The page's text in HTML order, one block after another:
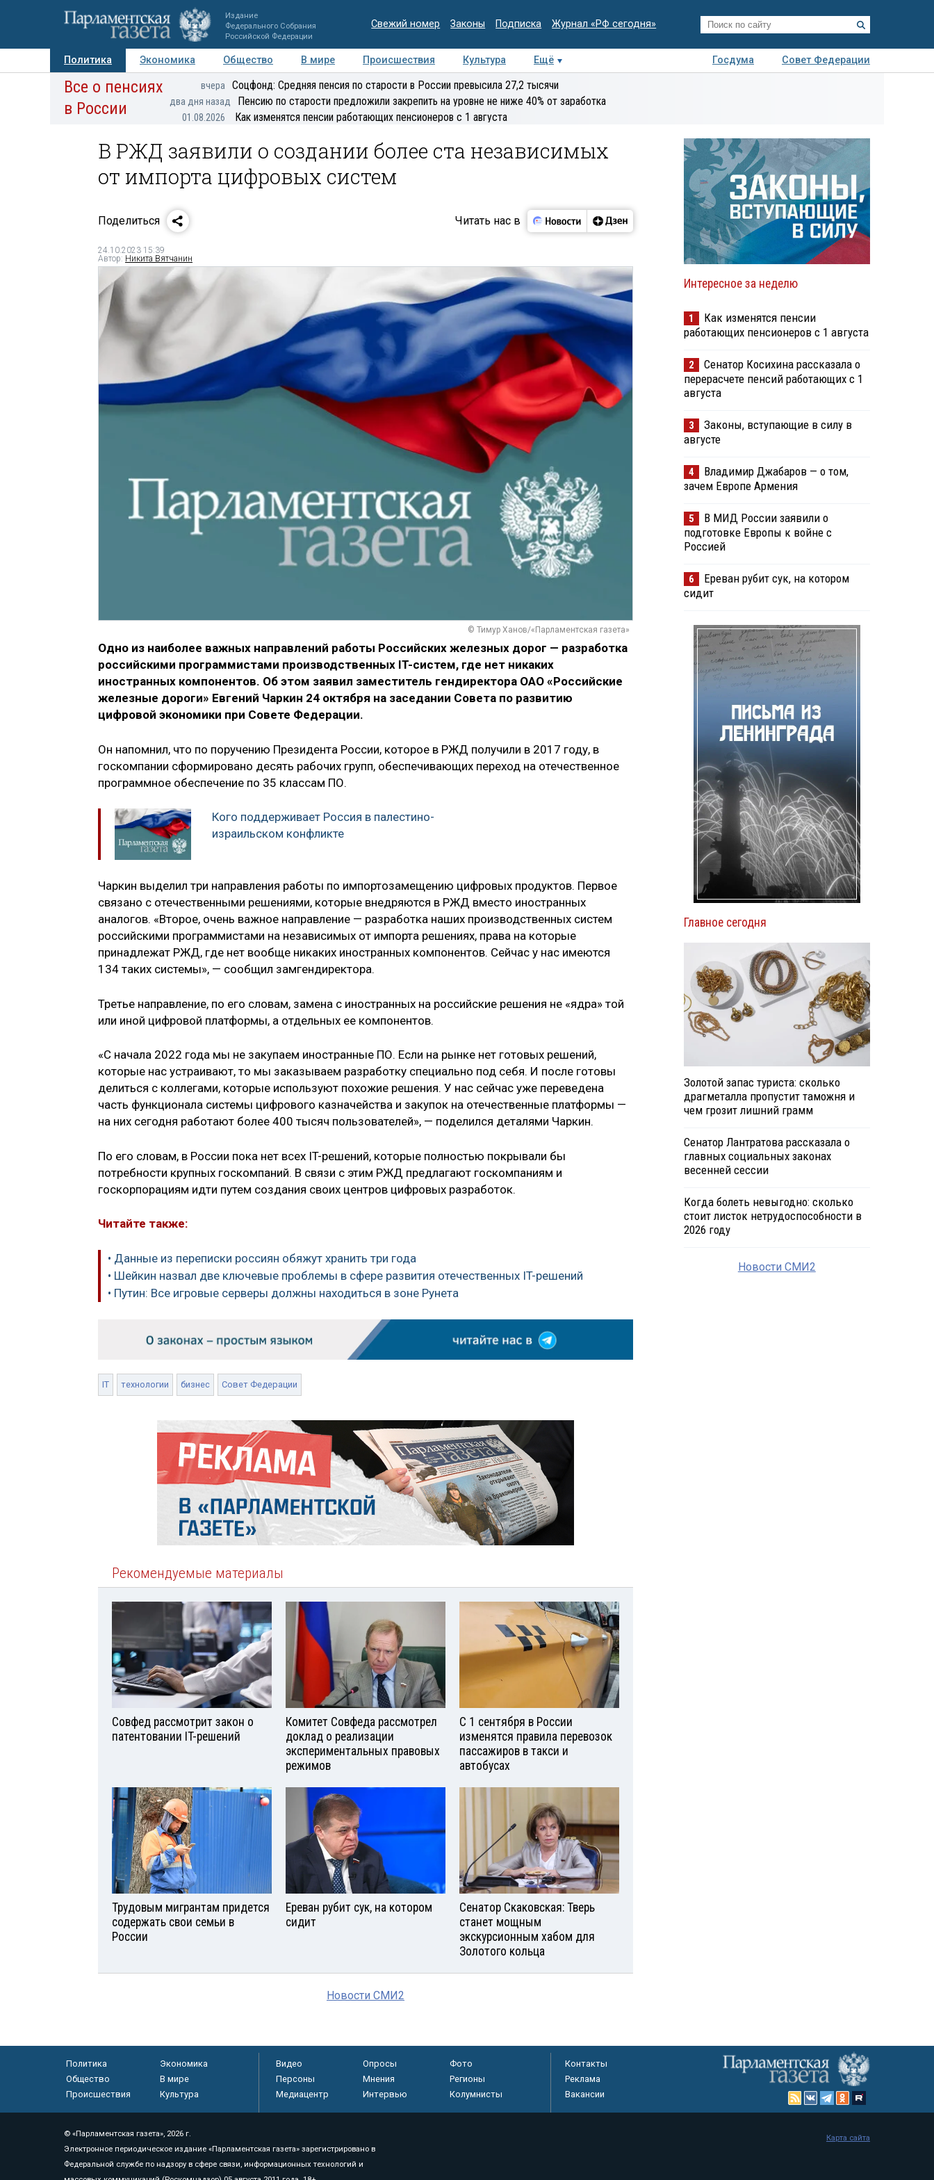
Издание
Федерального Собрания
Российской Федерации
Свежий номер Законы Подписка Журнал «РФ сегодня»
Политика Экономика Общество В мире Происшествия Культура Ещё Госдума
Совет Федерации
Авторы Персоны Мнения Регионы Медиацентр Интервью Колумнисты
экспертиза
Все о пенсиях
в России
вчера Соцфонд: Средняя пенсия по старости в России превысила 27,2 тысячи
два дня назад Пенсию по старости предложили закрепить на уровне не ниже 40% от заработка
01.08.2026 Как изменятся пенсии работающих пенсионеров с 1 августа
В РЖД заявили о создании более ста независимых
от импорта цифровых систем
Поделиться Читать нас в
24.10.2023 15:39
Автор: Никита Вятчанин
© Тимур Ханов/«Парламентская газета»
Одно из наиболее важных направлений работы Российских железных дорог — разработка
российскими программистами производственных IT-систем, где нет никаких
иностранных компонентов. Об этом заявил заместитель гендиректора ОАО «Российские
железные дороги» Евгений Чаркин 24 октября на заседании Совета по развитию
цифровой экономики при Совете Федерации.
Он напомнил, что по поручению Президента России, которое в РЖД получили в 2017 году, в
госкомпании сформировано десять рабочих групп, обеспечивающих переход на отечественное
программное обеспечение по 35 классам ПО.
Кого поддерживает Россия в палестино-
израильском конфликте
Чаркин выделил три направления работы по импортозамещению цифровых продуктов. Первое
связано с отечественными решениями, которые внедряются в РЖД вместо иностранных
аналогов. «Второе, очень важное направление — разработка наших производственных систем
российскими программистами на независимых от импорта решениях, права на которые
принадлежат РЖД, где нет вообще никаких иностранных компонентов. Сейчас у нас имеются
134 таких системы», — сообщил замгендиректора.
Третье направление, по его словам, замена с иностранных на российские решения не «ядра» той
или иной цифровой платформы, а отдельных ее компонентов.
«С начала 2022 года мы не закупаем иностранные ПО. Если на рынке нет готовых решений,
которые нас устраивают, то мы заказываем разработку специально под себя. И после готовы
делиться с коллегами, которые используют похожие решения. У нас сейчас уже переведена
часть функционала системы цифрового казначейства и закупок на отечественные платформы —
на них сегодня работают более 400 тысяч пользователей», — поделился деталями Чаркин.
По его словам, в России пока нет всех IT-решений, которые полностью покрывали бы
потребности крупных госкомпаний. В связи с этим РЖД предлагают госкомпаниям и
госкорпорациям идти путем создания своих центров цифровых разработок.
Читайте также:
• Данные из переписки россиян обяжут хранить три года
• Шейкин назвал две ключевые проблемы в сфере развития отечественных IT-решений
• Путин: Все игровые серверы должны находиться в зоне Рунета
IT технологии бизнес Совет Федерации
Рекомендуемые материалы
Совфед рассмотрит закон о
патентовании IT-решений
Комитет Совфеда рассмотрел
доклад о реализации
экспериментальных правовых
режимов
С 1 сентября в России
изменятся правила перевозок
пассажиров в такси и
автобусах
Трудовым мигрантам придется
содержать свои семьи в
России
Ереван рубит сук, на котором
сидит
Сенатор Скаковская: Тверь
станет мощным
экскурсионным хабом для
Золотого кольца
Новости СМИ2
Интересное за неделю
1
Как изменятся пенсии
работающих пенсионеров с 1 августа
2
Сенатор Косихина рассказала о
перерасчете пенсий работающих с 1
августа
3
Законы, вступающие в силу в
августе
4
Владимир Джабаров — о том,
зачем Европе Армения
5
В МИД России заявили о
подготовке Европы к войне с
Россией
6
Ереван рубит сук, на котором
сидит
Главное сегодня
Золотой запас туриста: сколько
драгметалла пропустит таможня и
чем грозит лишний грамм
Сенатор Лантратова рассказала о
главных социальных законах
весенней сессии
Когда болеть невыгодно: сколько
стоит листок нетрудоспособности в
2026 году
Новости СМИ2
Политика
Экономика
Общество
В мире
Происшествия
Культура
Видео Опросы
Фото
Персоны
Мнения
Регионы
Медиацентр
Интервью Колумнисты
Контакты
Реклама
Вакансии
© «Парламентская газета», 2026 г.
Электронное периодическое издание «Парламентская газета» зарегистрировано в
Федеральной службе по надзору в сфере связи, информационных технологий и
Карта сайта